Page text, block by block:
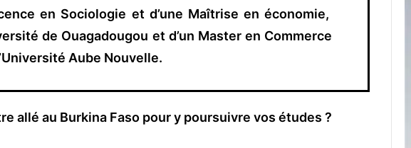
en Sociologie et d’une Maîtrise en économie,
de Ouagadougou et d’un Master en Commerce
Aube Nouvelle.
allé au Burkina Faso pour y poursuivre vos études ?